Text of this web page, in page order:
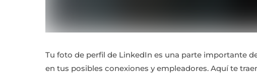
Tu foto de perfil de LinkedIn es una parte importante
en tus posibles conexiones y empleadores. Aquí te